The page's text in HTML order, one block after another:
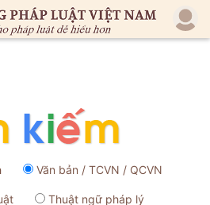
Văn bản / TCVN / QCVN
Thuật ngữ pháp lý